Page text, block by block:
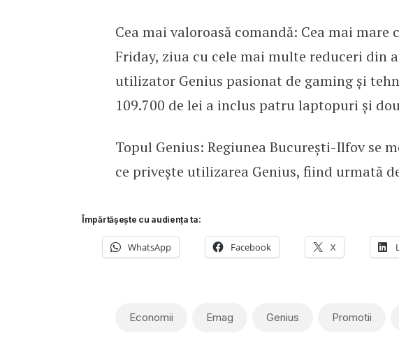
Cea mai valoroasă comandă: Cea mai
Friday, ziua cu cele mai multe reduceri din
utilizator Genius pasionat de gaming și
109.700 de lei a inclus patru laptopuri și
Topul Genius: Regiunea București-Ilfov se
ce privește utilizarea Genius, fiind urmată
Împărtășește cu audiența ta:
WhatsApp Facebook X
Economii Emag Genius Promotii